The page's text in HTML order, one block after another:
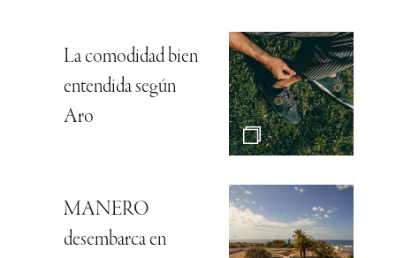
La comodidad bien
entendida según
Aro
MANERO
desembarca en